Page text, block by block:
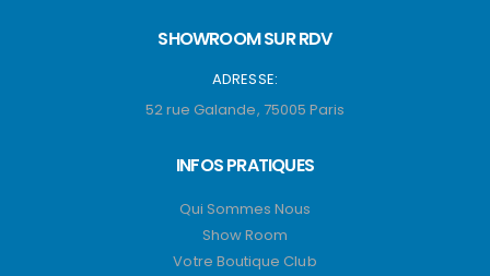
SHOWROOM SUR RDV
ADRESSE:
52 rue Galande, 75005 Paris
INFOS PRATIQUES
Qui Sommes Nous
Show Room
Votre Boutique Club